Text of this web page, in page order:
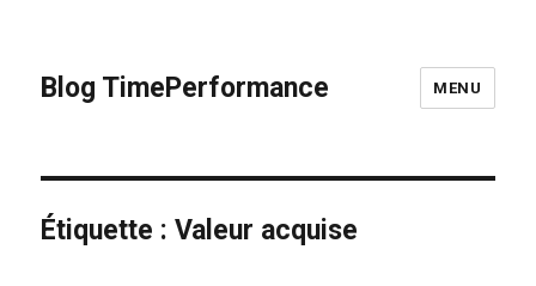
Blog TimePerformance MENU
Étiquette :Valeur acquise